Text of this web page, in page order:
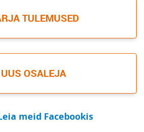
TULEMUSED
UUS OSALEJA
meid Facebookis